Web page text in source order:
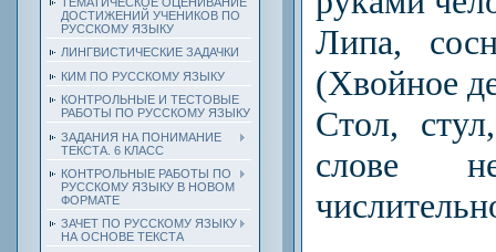
ДОСТИЖЕНИЙ УЧЕНИКОВ ПО
РУССКОМУ ЯЗЫКУ
ЛИНГВИСТИЧЕСКИЕ ЗАДАЧКИ
КИМ ПО РУССКОМУ ЯЗЫКУ
КОНТРОЛЬНЫЕ И ТЕСТОВЫЕ
РАБОТЫ ПО РУССКОМУ ЯЗЫКУ
ЗАДАНИЯ НА ПОНИМАНИЕ
ТЕКСТА. 6 КЛАСС
КОНТРОЛЬНЫЕ РАБОТЫ ПО
РУССКОМУ ЯЗЫКУ В НОВОМ
ФОРМАТЕ
ЗАЧЕТ ПО РУССКОМУ ЯЗЫКУ
НА ОСНОВЕ ТЕКСТА
Липа,
(Хвойное
Стол,
слове